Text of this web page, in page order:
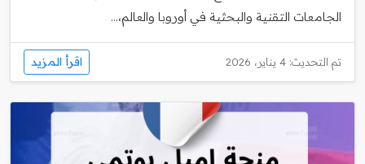
الجامعات التقنية والبحثية في أوروبا والعالم،...
تم التحديث: 4 يناير، 2026 اقرأ المزيد